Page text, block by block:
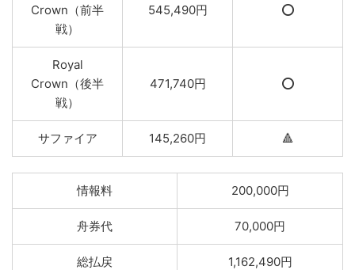
Crown（前半
戦）
545,490円 ⭕️
Royal
Crown（後半
戦）
471,740円 ⭕️
サファイア 145,260円 🔺
情報料 200,000円
舟券代 70,000円
総払戻 1,162,490円